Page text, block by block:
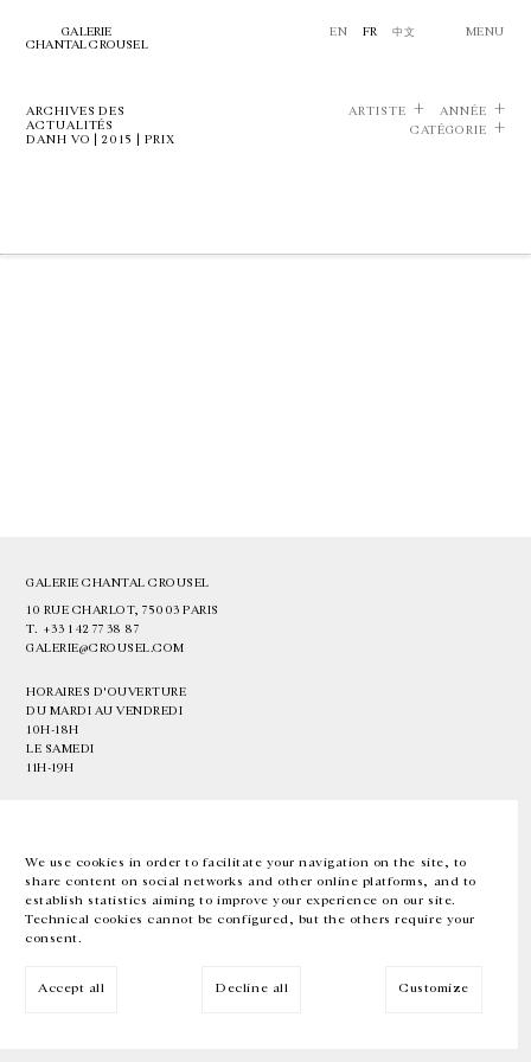
We use cookies in order to facilitate your navigation on the site, to
share content on social networks and other online platforms, and to
establish statistics aiming to improve your experience on our site.
Technical cookies cannot be configured, but the others require your
consent.
Accept all Decline all Customize
GALERIE
CHANTAL CROUSEL
EN FR 中文 MENU
ARCHIVES DES
ACTUALITÉS
DANH VO | 2015 | PRIX
ARTISTE
ANNÉE
CATÉGORIE
GALERIE CHANTAL CROUSEL
10 RUE CHARLOT, 75003 PARIS
T. +33 1 42 77 38 87
GALERIE@CROUSEL.COM
HORAIRES D'OUVERTURE
DU MARDI AU VENDREDI
10H-18H
LE SAMEDI
11H-19H
EN FR 中文 Facebook Instagram
Inscrivez-vous à notre newsletter